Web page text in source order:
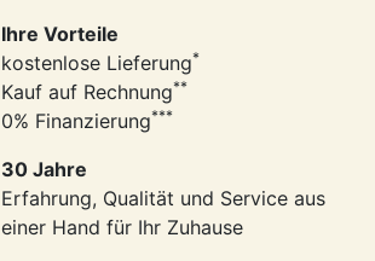
Ihre Vorteile
kostenlose Lieferung*
Kauf auf Rechnung**
0% Finanzierung***
30 Jahre
Erfahrung, Qualität und Service aus
einer Hand für Ihr Zuhause